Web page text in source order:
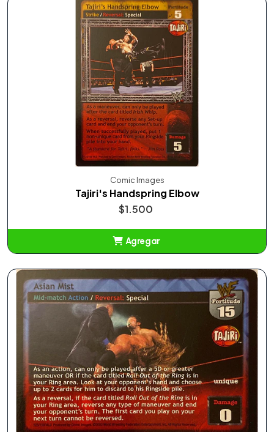
Comic Images
Tajiri's Handspring Elbow
$1.500
Agregar